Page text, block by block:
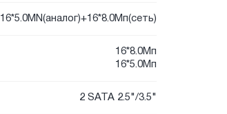
16*5.0МN(аналог)+16*8.0Мп(сеть)
16*8.0Мп
16*5.0Мп
2 SATA 2.5"/3.5"